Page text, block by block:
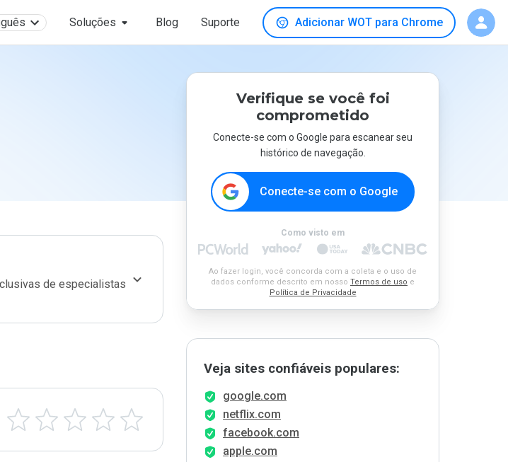
Soluções Blog Suporte Adicionar WOT para Chrome
de especialistas
Verifique se você foi
comprometido
Conecte-se com o Google para escanear seu
histórico de navegação.
Conecte-se com o Google
Como visto em
Ao fazer login, você concorda com a coleta e o uso de
dados conforme descrito em nosso Termos de uso e
Política de Privacidade
Veja sites confiáveis populares:
google.com
netflix.com
facebook.com
apple.com